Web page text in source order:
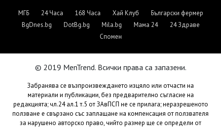
МГБ 24 Часа 168 Часа Хай Клуб
Български фермер
BgDnes.bg
DotBg.bg Mila.bg Мама 24
24 Здраве
Спомен
© 2019 MenTrend. Всички права са запазени.
Забранява се възпроизвеждането изцяло или отчасти на
материали и публикации, без предварително съгласие на
редакцията; чл.24 ал.1 т.5 от ЗАвПСП не се прилага; неразрешеното
ползване е свързано със заплащане на компенсация от ползвателя
за нарушено авторско право, чийто размер ще се определи от